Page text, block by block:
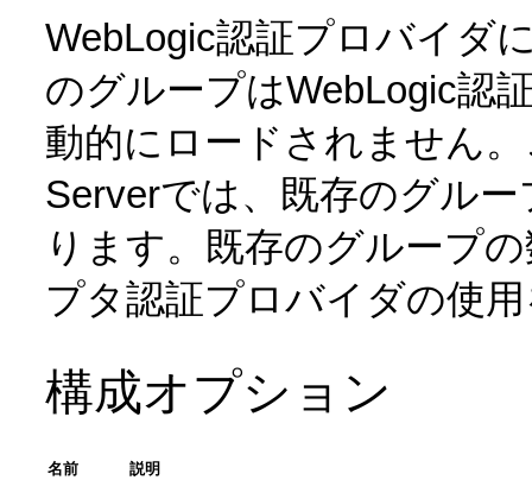
WebLogic認証プロバイダ
のグループはWebLogic認
動的にロードされません
Serverでは、既存のグル
ります。既存のグループ
プタ認証プロバイダの使
構成オプション
名前 説明